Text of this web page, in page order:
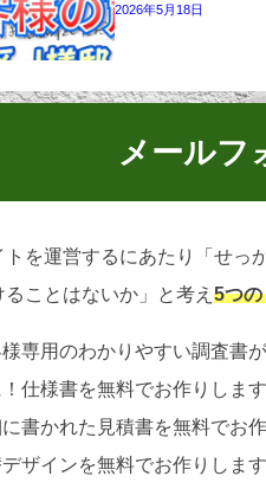
2026年5月18日
メールフ
トを運営するにあたり「せっ
ることはないか」と考え5つ
専用のわかりやすい調査書
仕様書を無料でお作りします
書かれた見積書を無料でお作
ザインを無料でお作りします